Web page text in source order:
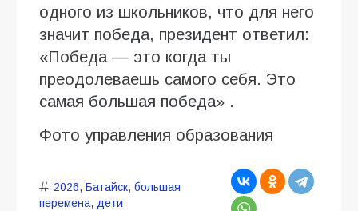
одного из школьников, что для него
значит победа, президент ответил:
«Победа — это когда ты
преодолеваешь самого себя. Это
самая большая победа» .
Фото управления образования
2026, Батайск, большая
перемена, дети